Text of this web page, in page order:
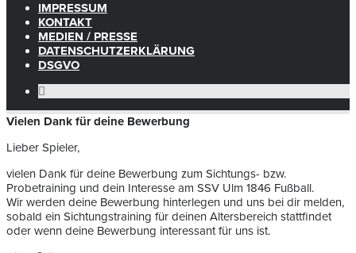
IMPRESSUM
KONTAKT
MEDIEN / PRESSE
DATENSCHUTZERKLÄRUNG
DSGVO
Vielen Dank für deine Bewerbung
Lieber Spieler,
vielen Dank für deine Bewerbung zum Sichtungs- bzw.
Probetraining und dein Interesse am SSV Ulm 1846 Fußball.
Wir werden deine Bewerbung hinterlegen und uns bei dir melden,
sobald ein Sichtungstraining für deinen Altersbereich stattfindet
oder wenn deine Bewerbung interessant für uns ist.